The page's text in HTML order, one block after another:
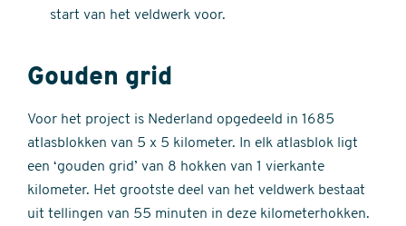
start van het veldwerk voor.
Gouden grid
Voor het project is Nederland opgedeeld in 1685
atlasblokken van 5 x 5 kilometer. In elk atlasblok ligt
een ‘gouden grid’ van 8 hokken van 1 vierkante
kilometer. Het grootste deel van het veldwerk bestaat
uit tellingen van 55 minuten in deze kilometerhokken.